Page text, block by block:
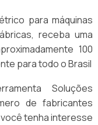
para máquinas
receba uma
100
para todo o Brasil
Soluções
de fabricantes
tenha interesse